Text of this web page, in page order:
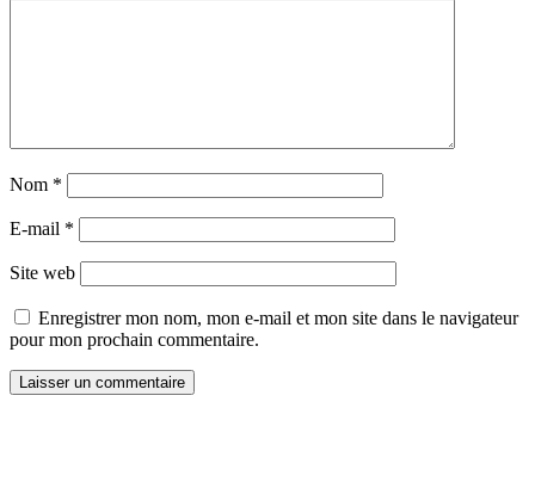
Nom *
E-mail *
Site web
Enregistrer mon nom, mon e-mail et mon site dans le navigateur
pour mon prochain commentaire.